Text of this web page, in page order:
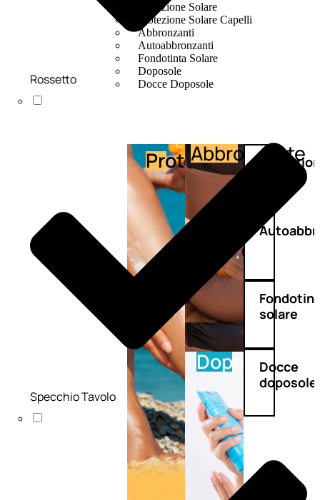
Protezione Solare
Protezione Solare Capelli
Abbronzanti
Autoabbronzanti
Fondotinta Solare
Doposole
Docce Doposole
Protezione
Abbronzante
Doposole
solare
Docce
doposole
Rossetto
Specchio Tavolo